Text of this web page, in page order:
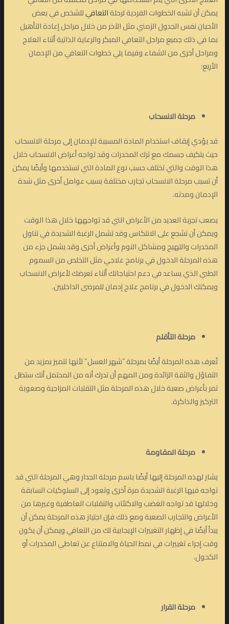
يمكن أن تشبه الخطوات الفردية لرحلةالتعافيللشخص في بعض
الأحيان نفس الجدول الزمني مثل الآخر من خلال مراحل إعادة التأهيل
بما في ذلك جميع مراحل التعافي المبكر والرعاية الذاتية أثناء العلاج
ومراحل أخرى من الشفاء وفيما يلي خطوات التعافي من الإدمان
الأربع:
مرحلة الانسحاب
قد يؤدي إيقاف استخدام المادة المسببة للإدمان إلى مرحلة الانسحاب
حيث يتكيف جسمك مع ترك المخدرات وقد تواجه أعراض الانسحاب خلال
هذا الوقت والتي تختلف حسب نوع المادة التي تستخدمها وأيضًا يمكن
أن تسبب مرحلة الانسحاب تجارب مختلفة بسبب عوامل أخرى مثل شدة
الإدمان ومدته.
يصعب تجربة العديد من الأعراض التي قد تواجهها خلال هذا الوقت
ويمكن أن تشجع على الانتكاس وقد تشمل الرغبة الشديدة في تناول
المخدرات والتهيج ومشاكل النوم وأعراض أخرى وقد يشمل جزء من
هذه المرحلة الدخول في برنامج علاجي مثل التخلص من السموم
الطبي الذي يساعد في دعم احتياجاتك أثناء تعرضك لأعراض الانسحاب
ويمكنك الدخول في برنامج علاج إدمان للمرضى الداخليين.
مرحلةالتأقلم
تُعرف هذه المرحلة أيضًا بمرحلة “شهر العسل” لأنها تتميز بمزيد من
التفاؤل والثقة الزائدة ومن المهم أن تدرك أنه من المحتمل أنك ستظل
تمر بأعراض صعبة خلال هذه المرحلة مثل التقلبات المزاجية وصعوبة
التركيز والذاكرة.
مرحلة المقاومة
يشار لهذه المرحلة إليها أيضًا باسم مرحلة الجدار وهي المرحلة التي قد
تواجه فيها الرغبة الشديدة مرة أخرى وتعود إلى السلوكيات السابقة
وخلالها قد تواجه الغضب والاكتئاب والتقلبات العاطفية وغيرها من
الأعراض والتجارب الصعبة ومع ذلك فإن اجتياز هذه المرحلة يمكن أن
يبدأ أيضًا في إظهار التغييرات الإيجابية لك من التعافي ويمكن أن يكون
وقت إجراء تغييرات في نمط الحياة والامتناع عن تعاطي المخدرات أو
الكحول.
مرحلة القرار